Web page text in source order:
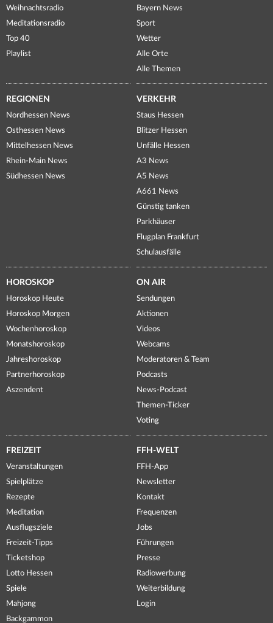
Weihnachtsradio
Meditationsradio
Top 40
Playlist
Bayern News
Sport
Wetter
Alle Orte
Alle Themen
REGIONEN
Nordhessen News
Osthessen News
Mittelhessen News
Rhein-Main News
Südhessen News
VERKEHR
Staus Hessen
Blitzer Hessen
Unfälle Hessen
A3 News
A5 News
A661 News
Günstig tanken
Parkhäuser
Flugplan Frankfurt
Schulausfälle
HOROSKOP
Horoskop Heute
Horoskop Morgen
Wochenhoroskop
Monatshoroskop
Jahreshoroskop
Partnerhoroskop
Aszendent
ON AIR
Sendungen
Aktionen
Videos
Webcams
Moderatoren & Team
Podcasts
News-Podcast
Themen-Ticker
Voting
FREIZEIT
Veranstaltungen
Spielplätze
Rezepte
Meditation
Ausflugsziele
Freizeit-Tipps
Ticketshop
Lotto Hessen
Spiele
Mahjong
Backgammon
FFH-WELT
FFH-App
Newsletter
Kontakt
Frequenzen
Jobs
Führungen
Presse
Radiowerbung
Weiterbildung
Login